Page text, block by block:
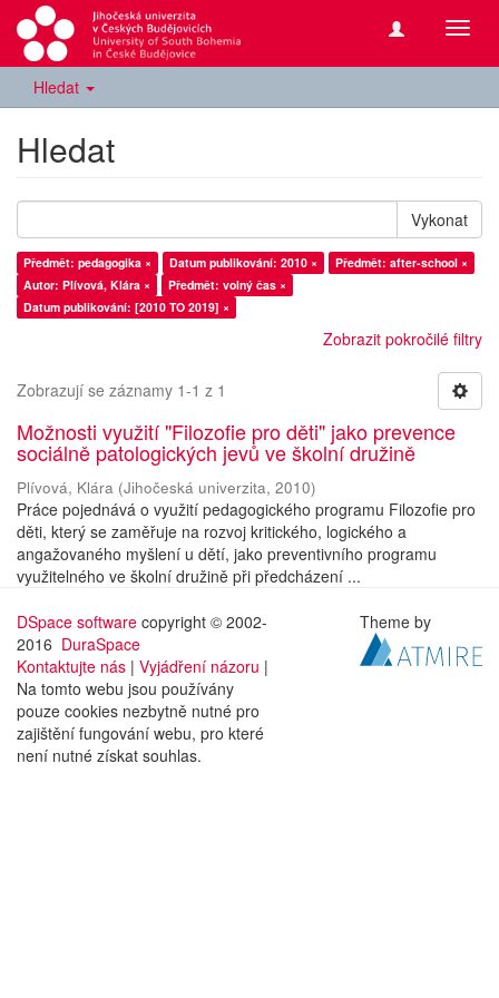
Hledat
Hledat
Vykonat
Předmět: pedagogika × Datum publikování: 2010 ×
Předmět: after-school ×
Autor: Plívová, Klára ×
Předmět: volný čas ×
Datum publikování: [2010 TO 2019] ×
Zobrazit pokročilé filtry
Zobrazují se záznamy 1-1 z 1
Možnosti využití "Filozofie pro děti" jako prevence
sociálně patologických jevů ve školní družině
Plívová, Klára (Jihočeská univerzita, 2010)
Práce pojednává o využití pedagogického programu Filozofie pro
děti, který se zaměřuje na rozvoj kritického, logického a
angažovaného myšlení u dětí, jako preventivního programu
využitelného ve školní družině při předcházení ...
DSpace software copyright © 2002-
2016 DuraSpace
Kontaktujte nás | Vyjádření názoru |
Na tomto webu jsou používány
pouze cookies nezbytně nutné pro
zajištění fungování webu, pro které
není nutné získat souhlas.
Theme by